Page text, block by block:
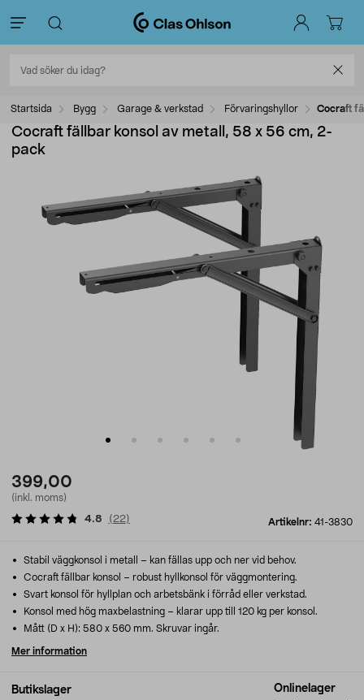
Startsida Bygg Garage & verkstad Förvaringshyllor Cocraft
Cocraft fällbar konsol av metall, 58 x 56 cm, 2-
pack
399,00
(inkl. moms)
Artikelnr: 41-3830
4.8 ( 22)
Butikslager Onlinelager
Stabil väggkonsol i metall – kan fällas upp och ner vid behov.
Cocraft fällbar konsol – robust hyllkonsol för väggmontering.
Svart konsol för hyllplan och arbetsbänk i förråd eller verkstad.
Konsol med hög maxbelastning – klarar upp till 120 kg per konsol.
Mått (D x H): 580 x 560 mm. Skruvar ingår.
Mer information